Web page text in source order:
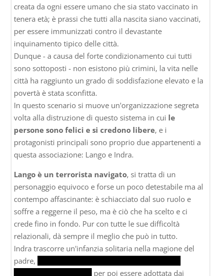
creata da ogni essere umano che sia stato vaccinato in
tenera età; è prassi che tutti alla nascita siano vaccinati,
per essere immunizzati contro il devastante
inquinamento tipico delle città.
Dunque - a causa del forte condizionamento cui tutti
sono sottoposti - non esistono più crimini, la vita nelle
città ha raggiunto un grado di soddisfazione elevato e la
povertà è stata sconfitta.
In questo scenario si muove un'organizzazione segreta
volta alla distruzione di questo sistema in cui le
persone sono felici e si credono libere, e i
protagonisti principali sono proprio due appartenenti a
questa associazione: Lango e Indra.
Lango è un terrorista navigato, si tratta di un
personaggio equivoco e forse un poco detestabile ma al
contempo affascinante: è schiacciato dal suo ruolo e
soffre a reggerne il peso, ma è ciò che ha scelto e ci
crede fino in fondo. Pur con tutte le sue difficoltà
relazionali, dà sempre il meglio che può in tutto.
Indra trascorre un'infanzia solitaria nella magione del
padre,
per poi essere adottata dai